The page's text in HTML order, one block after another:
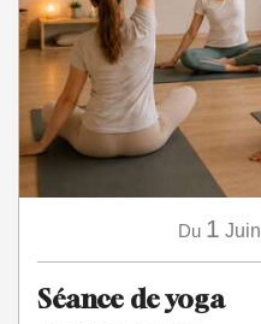
Du 1 Juin
Séance de yoga